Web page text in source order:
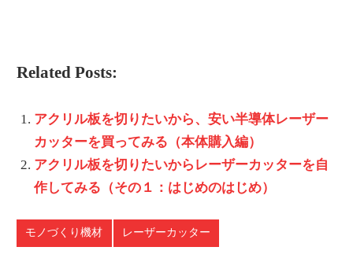
Related Posts:
アクリル板を切りたいから、安い半導体レーザー
カッターを買ってみる（本体購入編）
アクリル板を切りたいからレーザーカッターを自
作してみる（その１：はじめのはじめ）
モノづくり機材 レーザーカッター